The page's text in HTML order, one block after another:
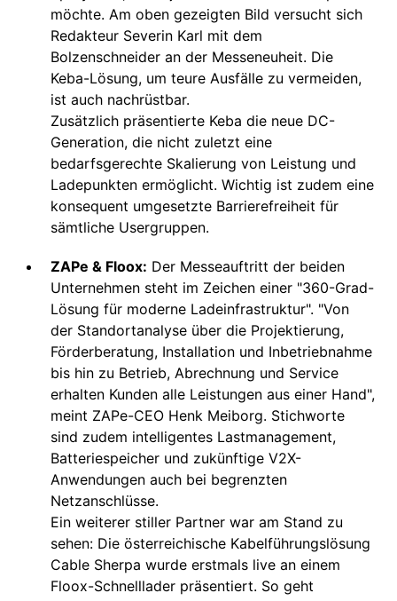
möchte. Am oben gezeigten Bild versucht sich
Redakteur Severin Karl mit dem
Bolzenschneider an der Messeneuheit. Die
Keba-Lösung, um teure Ausfälle zu vermeiden,
ist auch nachrüstbar.
Zusätzlich präsentierte Keba die neue DC-
Generation, die nicht zuletzt eine
bedarfsgerechte Skalierung von Leistung und
Ladepunkten ermöglicht. Wichtig ist zudem eine
konsequent umgesetzte Barrierefreiheit für
sämtliche Usergruppen.
ZAPe & Floox: Der Messeauftritt der beiden
Unternehmen steht im Zeichen einer "360-Grad-
Lösung für moderne Ladeinfrastruktur". "Von
der Standortanalyse über die Projektierung,
Förderberatung, Installation und Inbetriebnahme
bis hin zu Betrieb, Abrechnung und Service
erhalten Kunden alle Leistungen aus einer Hand",
meint ZAPe-CEO Henk Meiborg. Stichworte
sind zudem intelligentes Lastmanagement,
Batteriespeicher und zukünftige V2X-
Anwendungen auch bei begrenzten
Netzanschlüsse.
Ein weiterer stiller Partner war am Stand zu
sehen: Die österreichische Kabelführungslösung
Cable Sherpa wurde erstmals live an einem
Floox-Schnelllader präsentiert. So geht